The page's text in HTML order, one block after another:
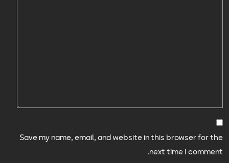
Save my name, email, and website in this browser for the
next time I comment.